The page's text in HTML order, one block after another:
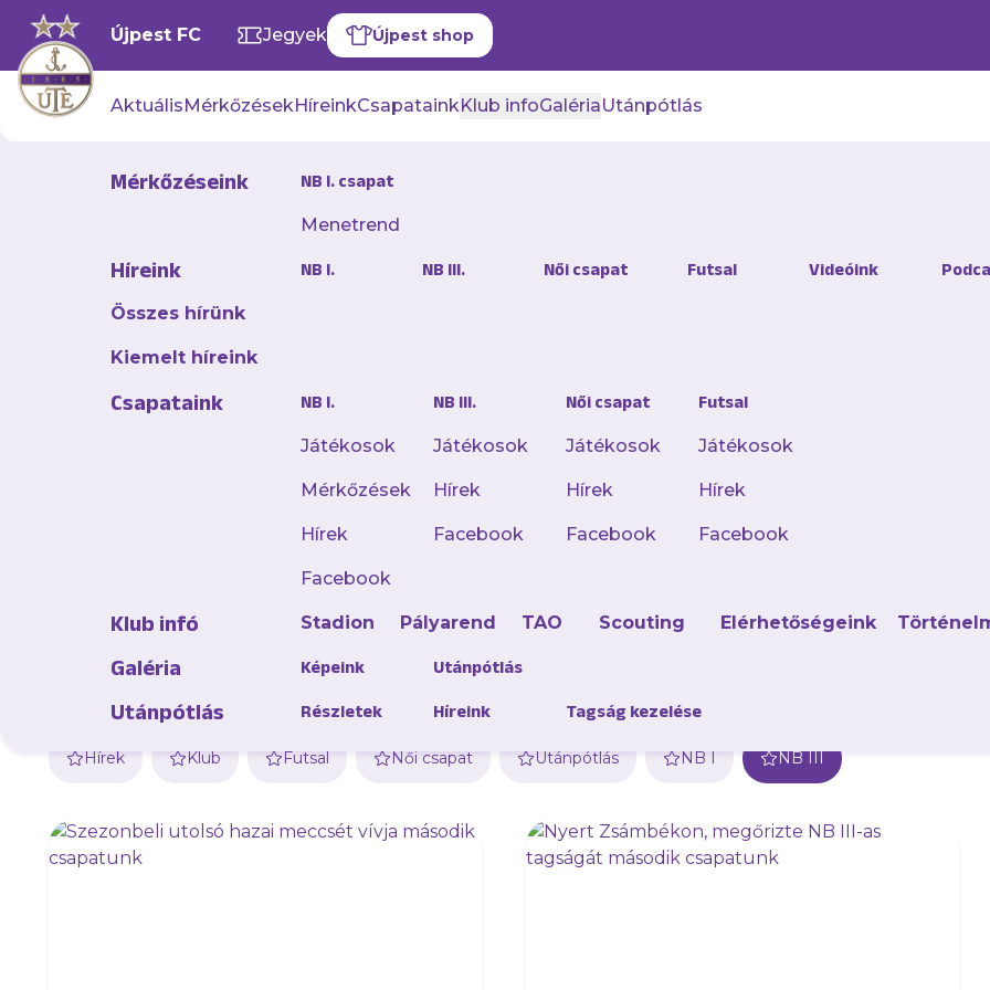
Újpest FC Jegyek Újpest shop
AktuálisMérkőzésekHíreinkCsapatainkKlub infoGalériaUtánpótlás
Mérkőzéseink NB I. csapat
Menetrend
Híreink
Összes hírünk
Kiemelt híreink
NB I. NB III. Női csapat Futsal Videóink
Csapataink NB I.
Játékosok
Mérkőzések
Hírek
Facebook
NB III.
Játékosok
Hírek
Facebook
Női csapat
Játékosok
Hírek
Facebook
Futsal
Játékosok
Hírek
Facebook
Klub infó Stadion Pályarend TAO Scouting Elérhetőségeink
Galéria Képeink Utánpótlás
Utánpótlás Részletek Híreink Tagság kezelése
Hírek Klub Futsal Női csapat Utánpótlás NB I NB III